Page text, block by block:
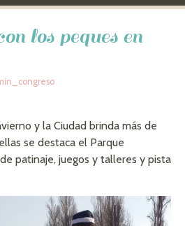
los peques en
y la Ciudad brinda más de
se destaca el Parque
patinaje, juegos y talleres y pista